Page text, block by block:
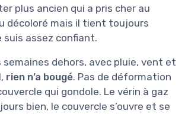
plus ancien qui a pris cher au
décoloré mais il tient toujours
suis assez confiant.
semaines dehors, avec pluie, vent et
rien n’a bougé. Pas de déformation
qui gondole. Le vérin à gaz
bien, le couvercle s’ouvre et se